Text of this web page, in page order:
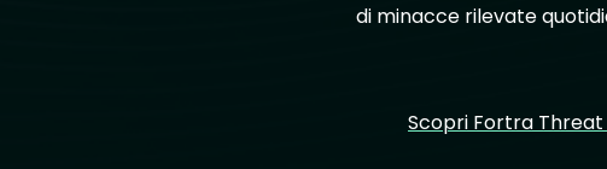
di minacce rilevate
Scopri Fortra Threat